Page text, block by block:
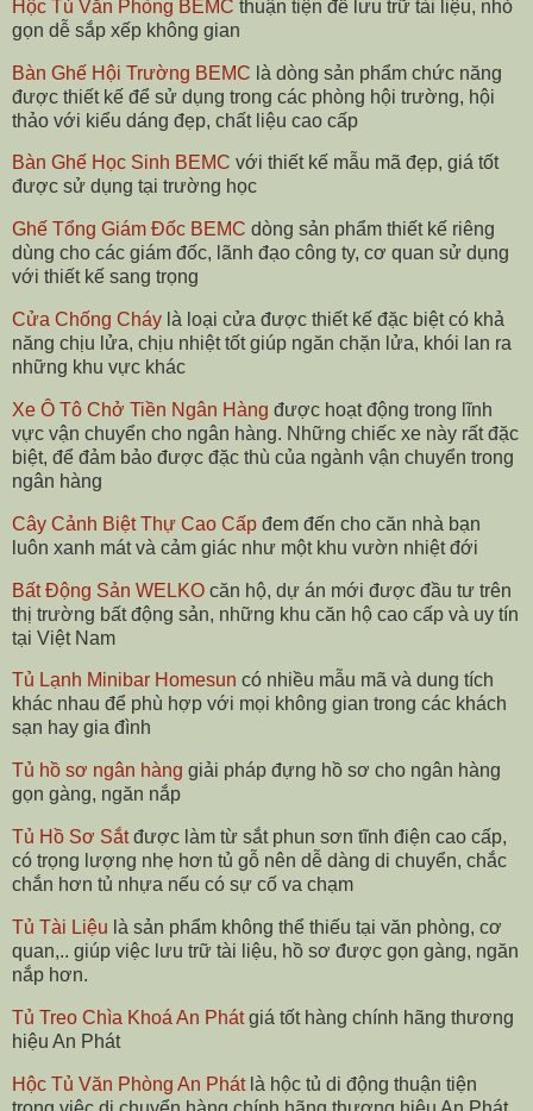
Hộc Tủ Văn Phòng BEMC thuận tiện để lưu trữ tài liệu, nhỏ
gọn dễ sắp xếp không gian
Bàn Ghế Hội Trường BEMC là dòng sản phẩm chức năng
được thiết kế để sử dụng trong các phòng hội trường, hội
thảo với kiểu dáng đẹp, chất liệu cao cấp
Bàn Ghế Học Sinh BEMC với thiết kế mẫu mã đẹp, giá tốt
được sử dụng tại trường học
Ghế Tổng Giám Đốc BEMC dòng sản phẩm thiết kế riêng
dùng cho các giám đốc, lãnh đạo công ty, cơ quan sử dụng
với thiết kế sang trọng
Cửa Chống Cháy là loại cửa được thiết kế đặc biệt có khả
năng chịu lửa, chịu nhiệt tốt giúp ngăn chặn lửa, khói lan ra
những khu vực khác
Xe Ô Tô Chở Tiền Ngân Hàng được hoạt động trong lĩnh
vực vận chuyển cho ngân hàng. Những chiếc xe này rất đặc
biệt, để đảm bảo được đặc thù của ngành vận chuyển trong
ngân hàng
Cây Cảnh Biệt Thự Cao Cấp đem đến cho căn nhà bạn
luôn xanh mát và cảm giác như một khu vườn nhiệt đới
Bất Động Sản WELKO căn hộ, dự án mới được đầu tư trên
thị trường bất động sản, những khu căn hộ cao cấp và uy tín
tại Việt Nam
Tủ Lạnh Minibar Homesun có nhiều mẫu mã và dung tích
khác nhau để phù hợp với mọi không gian trong các khách
sạn hay gia đình
Tủ hồ sơ ngân hàng giải pháp đựng hồ sơ cho ngân hàng
gọn gàng, ngăn nắp
Tủ Hồ Sơ Sắtđược làm từ sắt phun sơn tĩnh điện cao cấp,
có trọng lượng nhẹ hơn tủ gỗ nên dễ dàng di chuyển, chắc
chắn hơn tủ nhựa nếu có sự cố va chạm
Tủ Tài Liệu là sản phẩm không thể thiếu tại văn phòng, cơ
quan,.. giúp việc lưu trữ tài liệu, hồ sơ được gọn gàng, ngăn
nắp hơn.
Tủ Treo Chìa Khoá An Phátgiá tốt hàng chính hãng thương
hiệu An Phát
Hộc Tủ Văn Phòng An Phátlà hộc tủ di động thuận tiện